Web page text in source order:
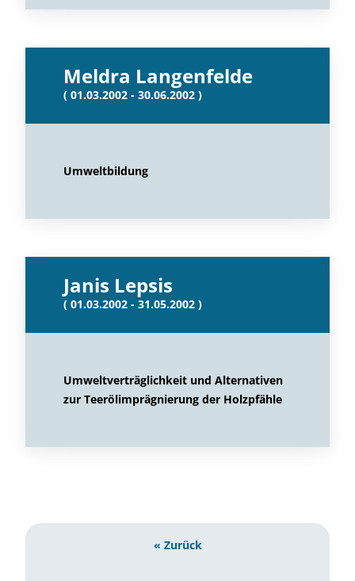
Meldra Langenfelde
( 01.03.2002 - 30.06.2002 )
Umweltbildung
Janis Lepsis
( 01.03.2002 - 31.05.2002 )
Umweltverträglichkeit und Alternativen
zur Teerölimprägnierung der Holzpfähle
« Zurück